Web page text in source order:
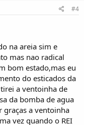
#4
na areia sim e
mas nao radical
bom estado,mas eu
do esticados da
a ventoinha de
da bomba de agua
graças a ventoinha
vez quando o REI